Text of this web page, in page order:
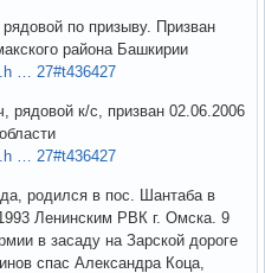
по призыву. Призван
района Башкирии
… 27#t436427
рядовой к/с, призван 02.06.2006
… 27#t436427
родился в пос. Шантаба в
Ленинским РВК г. Омска. 9
в засаду на Зарской дороге
спас Александра Коца,